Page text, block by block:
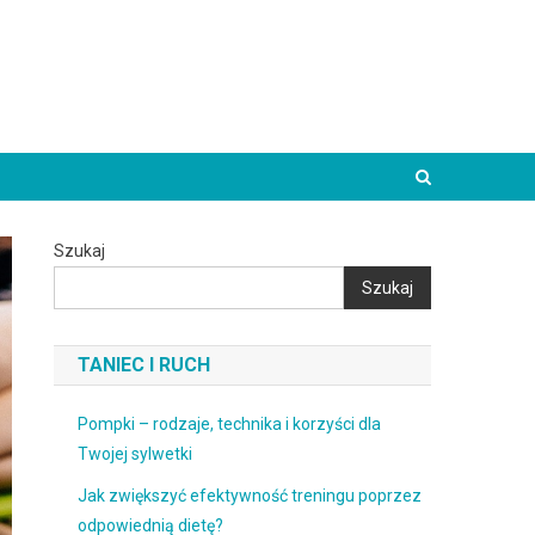
Szukaj
Szukaj
TANIEC I RUCH
Pompki – rodzaje, technika i korzyści dla
Twojej sylwetki
Jak zwiększyć efektywność treningu poprzez
odpowiednią dietę?